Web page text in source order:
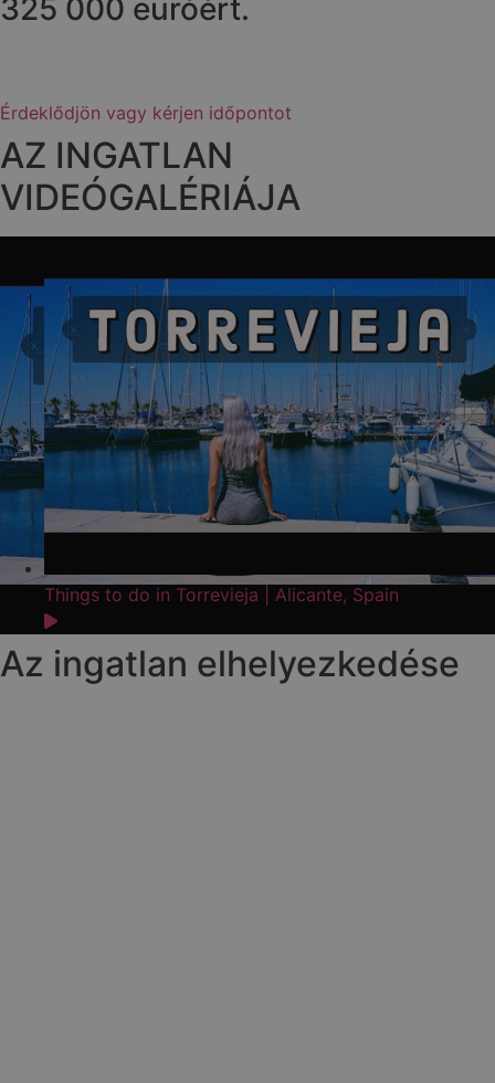
325 000 euróért.
Érdeklődjön vagy kérjen időpontot
AZ INGATLAN
VIDEÓGALÉRIÁJA
Things to do in Torrevieja | Alicante, Spain
Az ingatlan elhelyezkedése